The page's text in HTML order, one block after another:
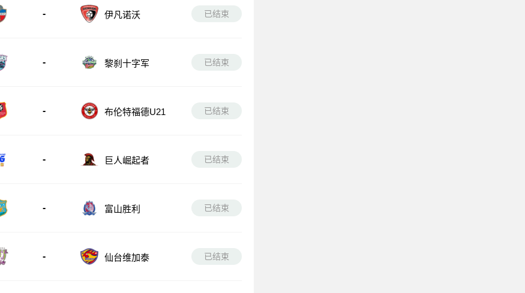
- 伊凡诺沃 已结束
- 黎刹十字军 已结束
- 布伦特福德U21 已结束
- 巨人崛起者 已结束
- 富山胜利 已结束
- 仙台维加泰 已结束